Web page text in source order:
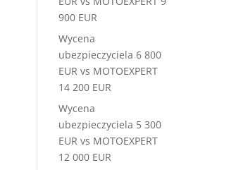
900 EUR
Wycena
ubezpieczyciela 6 800
EUR vs MOTOEXPERT
14 200 EUR
Wycena
ubezpieczyciela 5 300
EUR vs MOTOEXPERT
12 000 EUR